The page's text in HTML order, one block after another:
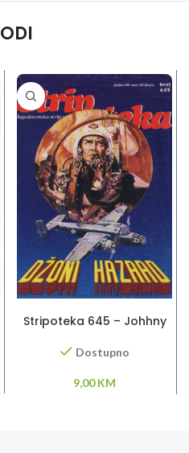
Stripoteka 645 – Johhny
Dostupno
9,00KM